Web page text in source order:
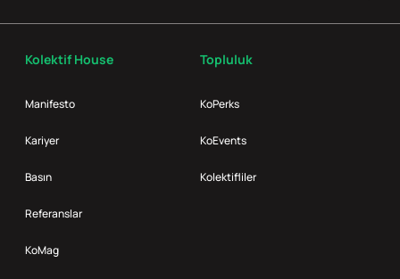
Kolektif House
Manifesto
Kariyer
Basın
Referanslar
KoMag
Topluluk
KoPerks
KoEvents
Kolektifliler